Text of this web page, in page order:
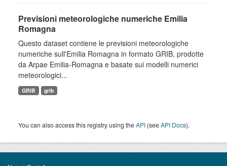
Previsioni meteorologiche numeriche Emilia
Romagna
Questo dataset contiene le previsioni meteorologiche
numeriche sull'Emilia Romagna in formato GRIB, prodotte
da Arpae Emilia-Romagna e basate sui modelli numerici
meteorologici...
GRIB grib
You can also access this registry using theAPI (seeAPI Docs).